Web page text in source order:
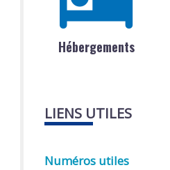
Hébergements
LIENS UTILES
Numéros utiles